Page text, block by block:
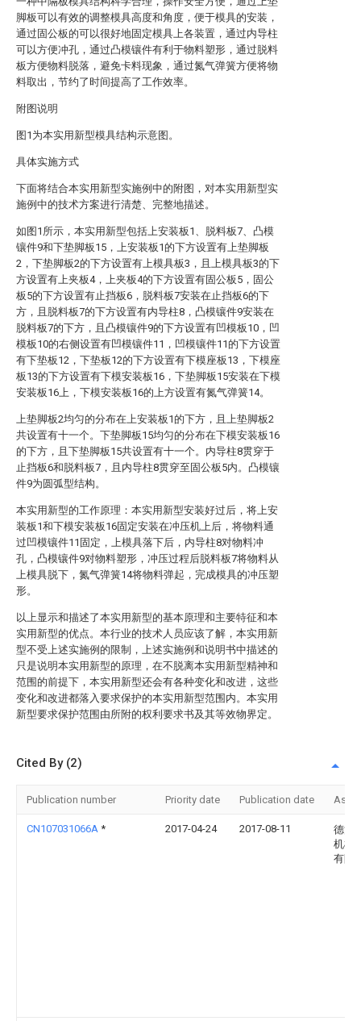
脚板可以有效的调整模具高度和角度，便于模具的安装，
通过固公板的可以很好地固定模具上各装置，通过内导柱
可以方便冲孔，通过凸模镶件有利于物料塑形，通过脱料
板方便物料脱落，避免卡料现象，通过氮气弹簧方便将物
料取出，节约了时间提高了工作效率。
附图说明
图1为本实用新型模具结构示意图。
具体实施方式
下面将结合本实用新型实施例中的附图，对本实用新型实
施例中的技术方案进行清楚、完整地描述。
如图1所示，本实用新型包括上安装板1、脱料板7、凸模
镶件9和下垫脚板15，上安装板1的下方设置有上垫脚板
2，下垫脚板2的下方设置有上模具板3，且上模具板3的下
方设置有上夹板4，上夹板4的下方设置有固公板5，固公
板5的下方设置有止挡板6，脱料板7安装在止挡板6的下
方，且脱料板7的下方设置有内导柱8，凸模镶件9安装在
脱料板7的下方，且凸模镶件9的下方设置有凹模板10，凹
模板10的右侧设置有凹模镶件11，凹模镶件11的下方设置
有下垫板12，下垫板12的下方设置有下模座板13，下模座
板13的下方设置有下模安装板16，下垫脚板15安装在下模
安装板16上，下模安装板16的上方设置有氮气弹簧14。
上垫脚板2均匀的分布在上安装板1的下方，且上垫脚板2
共设置有十一个。下垫脚板15均匀的分布在下模安装板16
的下方，且下垫脚板15共设置有十一个。内导柱8贯穿于
止挡板6和脱料板7，且内导柱8贯穿至固公板5内。凸模镶
件9为圆弧型结构。
本实用新型的工作原理：本实用新型安装好过后，将上安
装板1和下模安装板16固定安装在冲压机上后，将物料通
过凹模镶件11固定，上模具落下后，内导柱8对物料冲
孔，凸模镶件9对物料塑形，冲压过程后脱料板7将物料从
上模具脱下，氮气弹簧14将物料弹起，完成模具的冲压塑
形。
以上显示和描述了本实用新型的基本原理和主要特征和本
实用新型的优点。本行业的技术人员应该了解，本实用新
型不受上述实施例的限制，上述实施例和说明书中描述的
只是说明本实用新型的原理，在不脱离本实用新型精神和
范围的前提下，本实用新型还会有各种变化和改进，这些
变化和改进都落入要求保护的本实用新型范围内。本实用
新型要求保护范围由所附的权利要求书及其等效物界定。
Cited By (2)
Publication number Priority date Publication date
CN107031066A * 2017-04-24 2017-08-11
德清
机械
有限